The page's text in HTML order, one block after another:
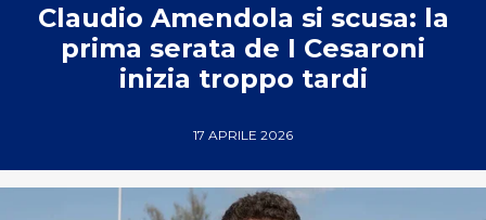
Claudio Amendola si scusa: la
prima serata de I Cesaroni
inizia troppo tardi
17 APRILE 2026